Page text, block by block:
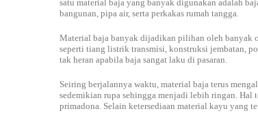
satu material baja yang banyak digunakan adalah
bangunan, pipa air, serta perkakas rumah tangga.
Material baja banyak dijadikan pilihan oleh banyak
seperti tiang listrik transmisi, konstruksi jembatan,
tak heran apabila baja sangat laku di pasaran.
Seiring berjalannya waktu, material baja terus
sedemikian rupa sehingga menjadi lebih ringan. Hal
primadona. Selain ketersediaan material kayu